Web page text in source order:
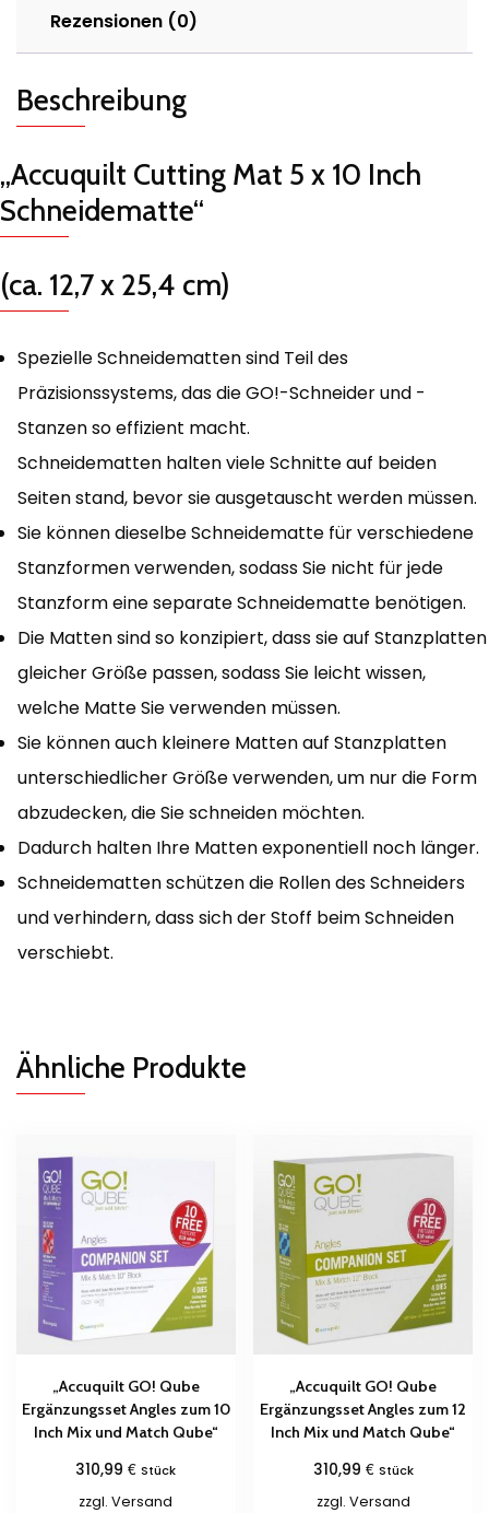
Rezensionen (0)
Beschreibung
„Accuquilt Cutting Mat 5 x 10 Inch
Schneidematte“
(ca. 12,7 x 25,4 cm)
Spezielle Schneidematten sind Teil des
Präzisionssystems, das die GO!-Schneider und -
Stanzen so effizient macht.
Schneidematten halten viele Schnitte auf beiden
Seiten stand, bevor sie ausgetauscht werden müssen.
Sie können dieselbe Schneidematte für verschiedene
Stanzformen verwenden, sodass Sie nicht für jede
Stanzform eine separate Schneidematte benötigen.
Die Matten sind so konzipiert, dass sie auf Stanzplatten
gleicher Größe passen, sodass Sie leicht wissen,
welche Matte Sie verwenden müssen.
Sie können auch kleinere Matten auf Stanzplatten
unterschiedlicher Größe verwenden, um nur die Form
abzudecken, die Sie schneiden möchten.
Dadurch halten Ihre Matten exponentiell noch länger.
Schneidematten schützen die Rollen des Schneiders
und verhindern, dass sich der Stoff beim Schneiden
verschiebt.
Ähnliche Produkte
„Accuquilt GO! Qube
Ergänzungsset Angles zum 10
Inch Mix und Match Qube“
310,99€ Stück
zzgl.Versand
„Accuquilt GO! Qube
Ergänzungsset Angles zum 12
Inch Mix und Match Qube“
310,99 € Stück
zzgl. Versand